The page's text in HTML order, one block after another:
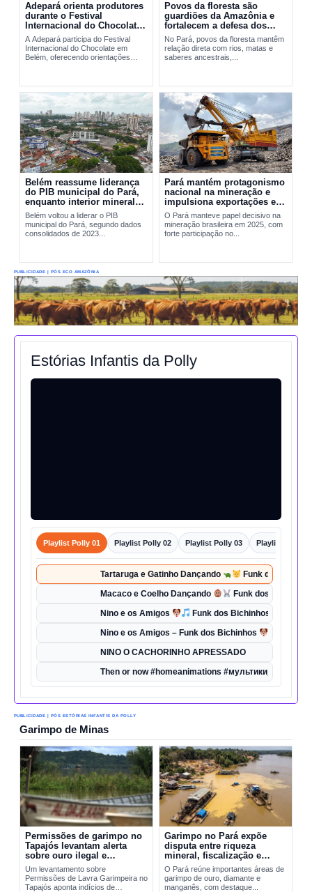
Adepará orienta produtores
durante o Festival
Internacional do Chocolate
em Belém
A Adepará participa do Festival
Internacional do Chocolate em
Belém, oferecendo orientações
Povos da floresta são
guardiões da Amazônia e
fortalecem a defesa dos
territórios no Pará
No Pará, povos da floresta mantêm
relação direta com rios, matas e
saberes ancestrais,...
Belém reassume liderança
do PIB municipal do Pará,
enquanto interior mineral
mantém peso decisivo na
economia
Belém voltou a liderar o PIB
municipal do Pará, segundo dados
consolidados de 2023...
Pará mantém protagonismo
nacional na mineração e
impulsiona exportações em
2025
O Pará manteve papel decisivo na
mineração brasileira em 2025, com
forte participação no...
PUBLICIDADE | PÓS ECO AMAZÔNIA
Estórias Infantis da Polly
Playlist Polly 01 Playlist Polly 02 Playlist Polly 03 Playlist Polly
Tartaruga e Gatinho Dançando Funk dos
Macaco e Coelho Dançando Funk dos
Nino e os Amigos Funk dos Bichinhos | Dança
Nino e os Amigos – Funk dos Bichinhos
NINO O CACHORINHO APRESSADO
Then or now #homeanimations
PUBLICIDADE | PÓS ESTÓRIAS INFANTIS DA POLLY
Garimpo de Minas
Permissões de garimpo no
Tapajós levantam alerta
sobre ouro ilegal e
contaminação por mercúrio
Um levantamento sobre
Permissões de Lavra Garimpeira no
Tapajós aponta indícios de
Garimpo no Pará expõe
disputa entre riqueza
mineral, fiscalização e
riscos ambientais
O Pará reúne importantes áreas de
garimpo de ouro, diamante e
manganês, com destaque...